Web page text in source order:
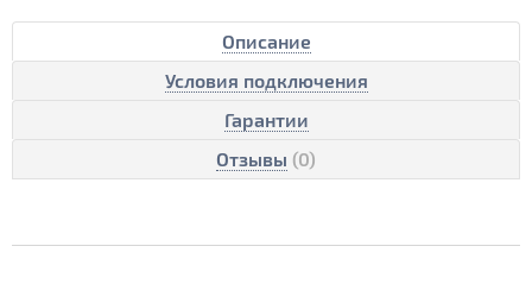
Описание
Условия подключения
Гарантии
Отзывы (0)